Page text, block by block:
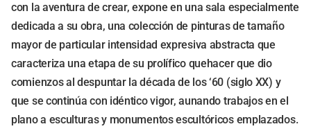
con la aventura de crear, expone en una sala especialmente
dedicada a su obra, una colección de pinturas de tamaño
mayor de particular intensidad expresiva abstracta que
caracteriza una etapa de su prolífico quehacer que dio
comienzos al despuntar la década de los ‘60 (siglo XX) y
que se continúa con idéntico vigor, aunando trabajos en el
plano a esculturas y monumentos escultóricos emplazados.